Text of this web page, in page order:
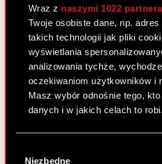
Wraz z naszymi 1022
Twoje osobiste dane, np.
takich technologii jak pliki
wyświetlania
analizowania tychże,
oczekiwaniom użytkowników i
Masz wybór odnośnie tego,
danych i w jakich celach to robi.
Gromadzić dane
Niezbędne
Raport bieżący nr 97/
23 listopada 2010
PDF
Przyjęcie zapisu na
subskrypcyjne serii D,
warrantów